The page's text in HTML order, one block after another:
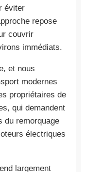
éviter
repose
couvrir
immédiats.
et nous
modernes
propriétaires de
qui demandent
du remorquage
électriques
largement